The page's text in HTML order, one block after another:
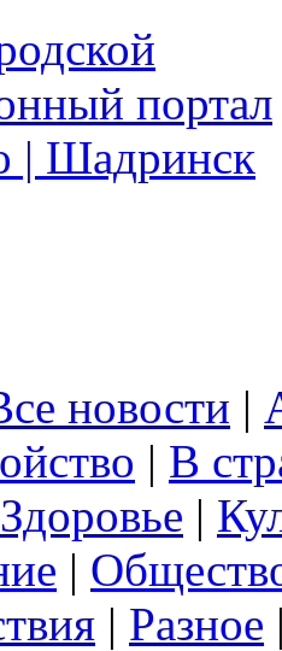
новости |
| В
Здоровье |
|
| Разное